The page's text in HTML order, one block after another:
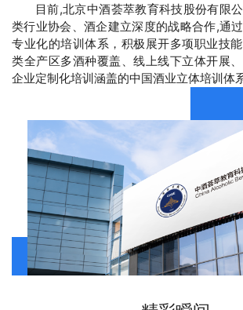
目前,北京中酒荟萃教育科技股份有限
类行业协会、酒企建立深度的战略合作,通
专业化的培训体系，积极展开多项职业技
类全产区多酒种覆盖、线上线下立体开展
企业定制化培训涵盖的中国酒业立体培训体系